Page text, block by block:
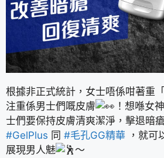
根據非正式統計，女士唔係咁著重
注重係男士們嘅皮膚
！想喺女神
士們要保持皮膚清爽潔淨，擊退
#GelPlus 同 #毛孔GG精華 ，就可
展現男人魅
～